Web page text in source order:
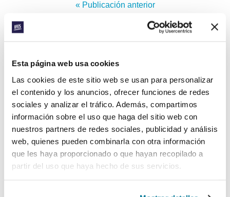
Esta página web usa cookies
Las cookies de este sitio web se usan para personalizar
el contenido y los anuncios, ofrecer funciones de redes
sociales y analizar el tráfico. Además, compartimos
información sobre el uso que haga del sitio web con
nuestros partners de redes sociales, publicidad y análisis
web, quienes pueden combinarla con otra información
que les haya proporcionado o que hayan recopilado a
partir del uso que haya hecho de sus servicios.
« Publicación anterior
Todas las publicaciones de Conexión
REGÍSTRATE EN CONEXIÓN
Nombre de pila:
Apellido:
Correo electrónico: